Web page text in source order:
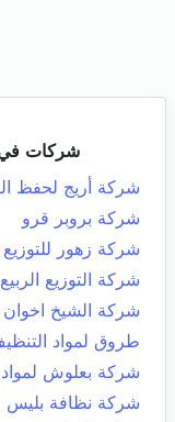
شركات
شركة أريج لحفظ
شركة بروبر قرو
شركة زهور للتوزيع
شركة التوزيع الربيع
شركة الشيخ اخوان
طروق لمواد
شركة بعلوش لمواد
شركة نظافة بليس